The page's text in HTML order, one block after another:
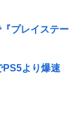
プレイステー
より爆速